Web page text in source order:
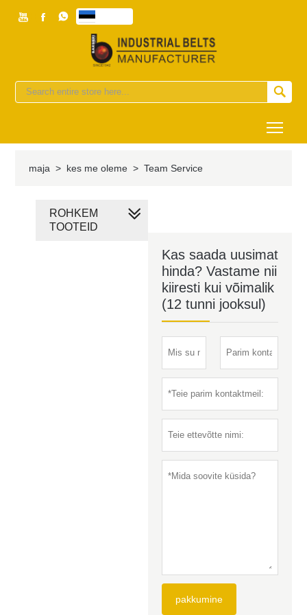
  

maja > kes me oleme > Team Service
Kas saada uusimat
hinda? Vastame nii
kiiresti kui võimalik
(12 tunni jooksul)
pakkumine
ROHKEM
TOOTEID